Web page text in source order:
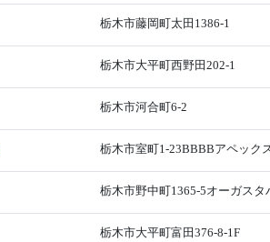
栃木市藤岡町太田1386-1
栃木市大平町西野田202-1
栃木市河合町6-2
栃木市室町1-23BBBBアペック
栃木市野中町1365-5オーガスタ
栃木市大平町富田376-8-1F